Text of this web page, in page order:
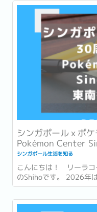
シンガポールｘポ
Pokémon Center
シンガポール生活を知る
こんにちは！ リーラコ
のShihoです。 2026年
ンスター (ポケモン)」
す。 ゲームやアニメ、
まれ、日本を代表する